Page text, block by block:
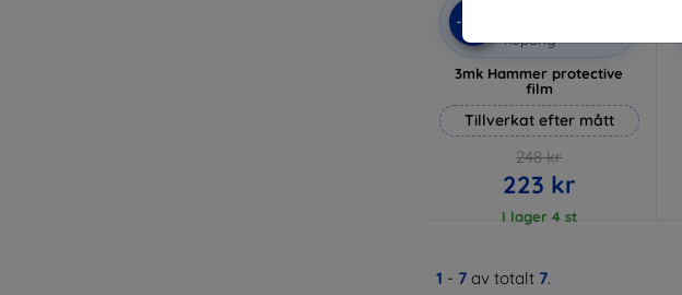
-10%
kupong
3mk Hammer protective
film
Tillverkat efter mått
248 kr
223 kr
I lager 4 st
1 - 7 av totalt 7.